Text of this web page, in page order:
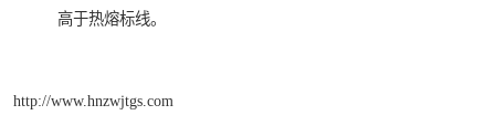
高于热熔标线。
http://www.hnzwjtgs.com